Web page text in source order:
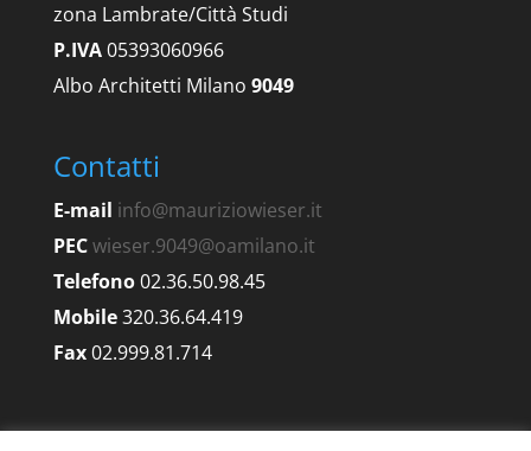
zona Lambrate/Città Studi
P.IVA05393060966
Albo Architetti Milano 9049
Contatti
E-mail info@mauriziowieser.it
PECwieser.9049@oamilano.it
Telefono02.36.50.98.45
Mobile320.36.64.419
Fax02.999.81.714